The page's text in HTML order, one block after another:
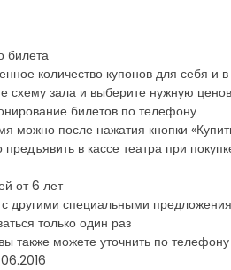
билета
количество купонов для себя и
схему зала и выберите нужную
билетов по телефону
можно после нажатия кнопки
в кассе театра при
от 6 лет
другими специальными
только один раз
также можете уточнить по